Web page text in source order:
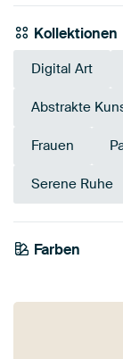
Kollektionen
Digital Art
Abstrakte
Frauen
Serene Ruhe
Farben
Taupe
Olivgrün
Gold